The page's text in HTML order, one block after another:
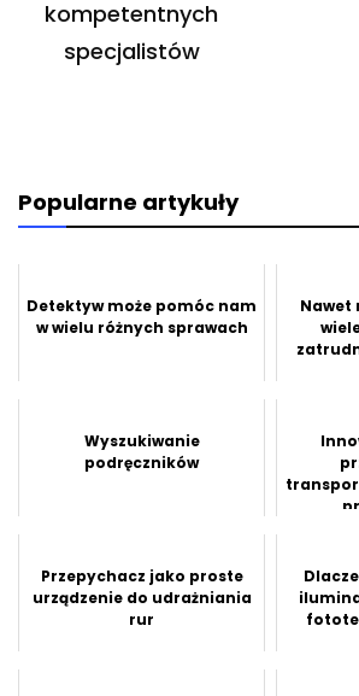
kompetentnych
specjalistów
Popularne artykuły
Detektyw może pomóc nam
w wielu różnych sprawach
Nawet
Wyszukiwanie
podręczników
Przepychacz jako proste
urządzenie do udrażniania
rur